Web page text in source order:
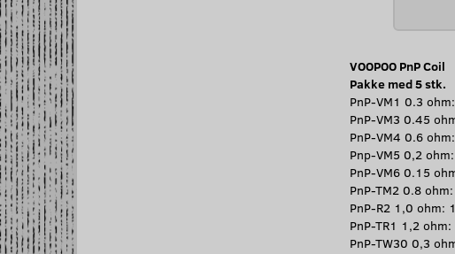
VOOPOO PnP Coil
Pakke med 5 stk.
PnP-VM1 0.3
PnP-VM3 0.45
PnP-VM4 0.6
Pnp-VM5 0,2
PnP-VM6 0.15
PnP-TM2 0.8
PnP-R2 1,0 ohm:
PnP-TR1 1,2
PnP-TW30 0,3